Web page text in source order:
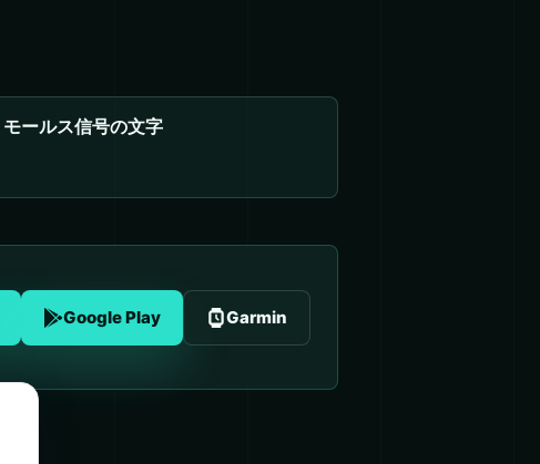
モールス信号の文字
Google Play Garmin